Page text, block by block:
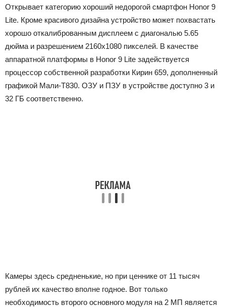
Открывает категорию хороший недорогой смартфон Honor 9
Lite. Кроме красивого дизайна устройство может похвастать
хорошо откалиброванным дисплеем с диагональю 5.65
дюйма и разрешением 2160х1080 пикселей. В качестве
аппаратной платформы в Honor 9 Lite задействуется
процессор собственной разработки Кирин 659, дополненный
графикой Мали-Т830. ОЗУ и ПЗУ в устройстве доступно 3 и
32 ГБ соответственно.
Камеры здесь средненькие, но при ценнике от 11 тысяч
рублей их качество вполне годное. Вот только
необходимость второго основного модуля на 2 МП является